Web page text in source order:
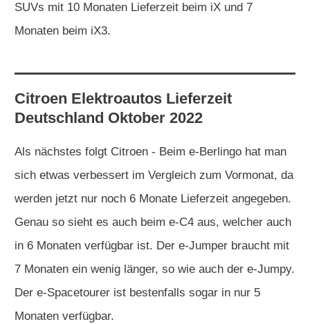
SUVs mit 10 Monaten Lieferzeit beim iX und 7
Monaten beim iX3.
Citroen Elektroautos Lieferzeit
Deutschland Oktober 2022
Als nächstes folgt Citroen - Beim e-Berlingo hat man
sich etwas verbessert im Vergleich zum Vormonat, da
werden jetzt nur noch 6 Monate Lieferzeit angegeben.
Genau so sieht es auch beim e-C4 aus, welcher auch
in 6 Monaten verfügbar ist. Der e-Jumper braucht mit
7 Monaten ein wenig länger, so wie auch der e-Jumpy.
Der e-Spacetourer ist bestenfalls sogar in nur 5
Monaten verfügbar.